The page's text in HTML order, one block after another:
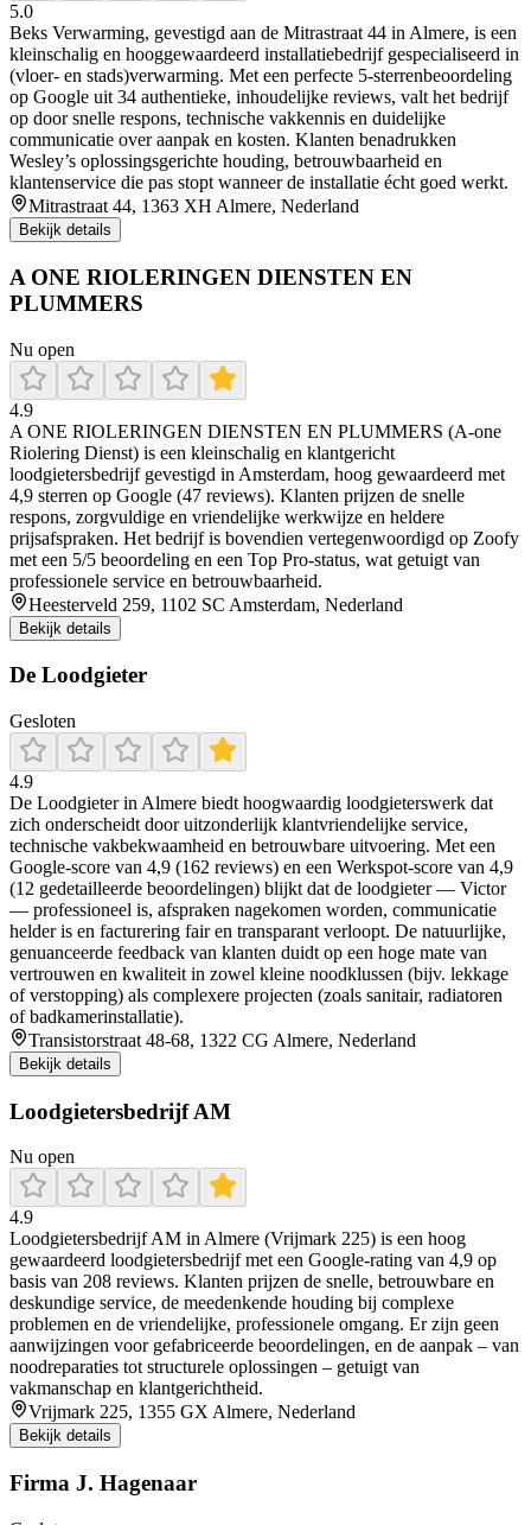
5.0
Beks Verwarming, gevestigd aan de Mitrastraat 44 in Almere, is een
kleinschalig en hooggewaardeerd installatiebedrijf gespecialiseerd in
(vloer‑ en stads)verwarming. Met een perfecte 5‑sterrenbeoordeling
op Google uit 34 authentieke, inhoudelijke reviews, valt het bedrijf
op door snelle respons, technische vakkennis en duidelijke
communicatie over aanpak en kosten. Klanten benadrukken
Wesley’s oplossingsgerichte houding, betrouwbaarheid en
klantenservice die pas stopt wanneer de installatie écht goed werkt.
Mitrastraat 44, 1363 XH Almere, Nederland
Bekijk details
A ONE RIOLERINGEN DIENSTEN EN
PLUMMERS
Nu open
4.9
A ONE RIOLERINGEN DIENSTEN EN PLUMMERS (A‑one
Riolering Dienst) is een kleinschalig en klantgericht
loodgietersbedrijf gevestigd in Amsterdam, hoog gewaardeerd met
4,9 sterren op Google (47 reviews). Klanten prijzen de snelle
respons, zorgvuldige en vriendelijke werkwijze en heldere
prijsafspraken. Het bedrijf is bovendien vertegenwoordigd op Zoofy
met een 5/5 beoordeling en een Top Pro-status, wat getuigt van
professionele service en betrouwbaarheid.
Heesterveld 259, 1102 SC Amsterdam, Nederland
Bekijk details
De Loodgieter
Gesloten
4.9
De Loodgieter in Almere biedt hoogwaardig loodgieterswerk dat
zich onderscheidt door uitzonderlijk klantvriendelijke service,
technische vakbekwaamheid en betrouwbare uitvoering. Met een
Google-score van 4,9 (162 reviews) en een Werkspot-score van 4,9
(12 gedetailleerde beoordelingen) blijkt dat de loodgieter — Victor
— professioneel is, afspraken nagekomen worden, communicatie
helder is en facturering fair en transparant verloopt. De natuurlijke,
genuanceerde feedback van klanten duidt op een hoge mate van
vertrouwen en kwaliteit in zowel kleine noodklussen (bijv. lekkage
of verstopping) als complexere projecten (zoals sanitair, radiatoren
of badkamerinstallatie).
Transistorstraat 48-68, 1322 CG Almere, Nederland
Bekijk details
Loodgietersbedrijf AM
Nu open
4.9
Loodgietersbedrijf AM in Almere (Vrijmark 225) is een hoog
gewaardeerd loodgietersbedrijf met een Google-rating van 4,9 op
basis van 208 reviews. Klanten prijzen de snelle, betrouwbare en
deskundige service, de meedenkende houding bij complexe
problemen en de vriendelijke, professionele omgang. Er zijn geen
aanwijzingen voor gefabriceerde beoordelingen, en de aanpak – van
noodreparaties tot structurele oplossingen – getuigt van
vakmanschap en klantgerichtheid.
Vrijmark 225, 1355 GX Almere, Nederland
Bekijk details
Firma J. Hagenaar